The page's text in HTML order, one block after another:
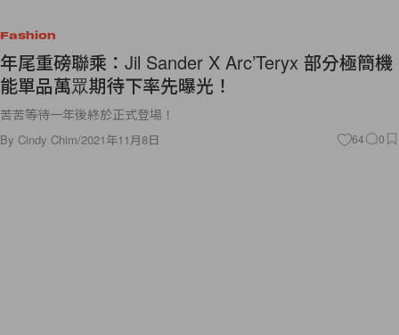
Fashion
年尾重磅聯乘：Jil Sander X Arc’Teryx 部分極簡機
能單品萬眾期待下率先曝光！
苦苦等待一年後終於正式登場！
By Cindy Chim/2021年11月8日 64 0